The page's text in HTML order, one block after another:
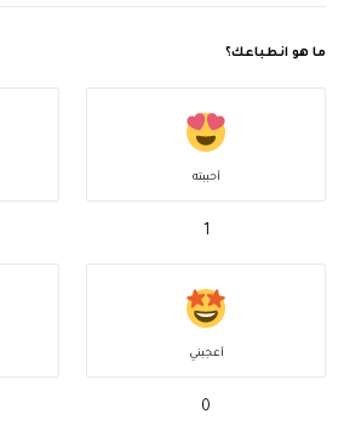
ما هو انطباعك؟
أحببته
1
أعجبني
0